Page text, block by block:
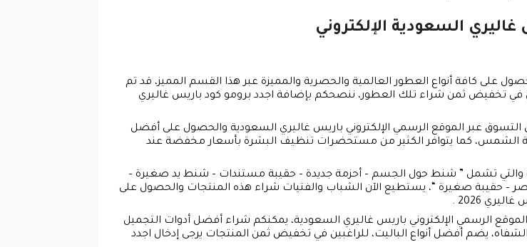
السعودية الإلكتروني
على كافة أنواع العطور العالمية والحصرية والمميزة عبر هذا القسم المميز، قد تم
في تخفيض ثمن شراء تلك العطور، ننصحكم بإضافة اجدد برومو كود باريس غاليري
عبر الموقع الرسمي الإلكتروني باريس غاليري السعودية والحصول على أفضل
الشمس، كما يتوافر الكثير من مستحضرات تنظيف البشرة بأسعار مخفضة عند
والتي تشمل ” شنط حول الجسم – أحزمة جديدة – حقيبة مستندات – شنط يد صغيرة –
حقيبة صغيرة “، يستطيع الآن الشباب والفتيات شراء هذه المنتجات والحصول على
2026 .
الرسمي الإلكتروني باريس غاليري السعودية، يمكنكم شراء أفضل أدوات التجميل
يضم أفضل أنواع الباليت، للراغبين في تخفيض ثمن المنتجات يرجى إدخال اجدد